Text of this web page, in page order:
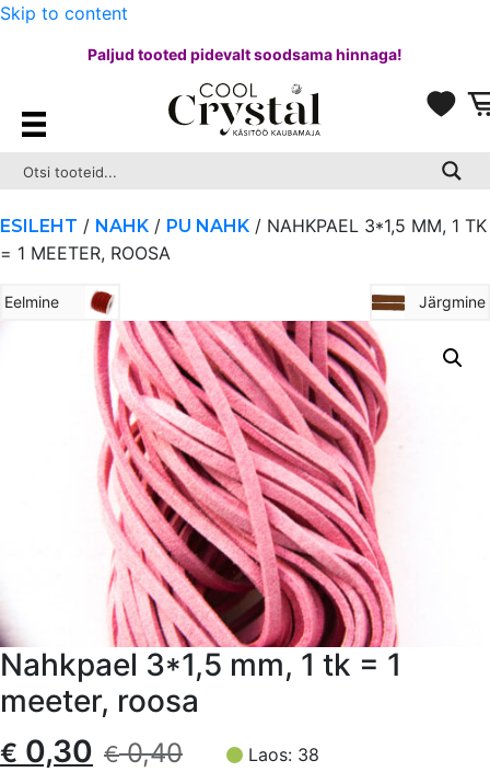
Skip to content
Paljud tooted pidevalt soodsama hinnaga!
ESILEHT / NAHK / PU NAHK / NAHKPAEL 3*1,5 MM, 1 TK
= 1 MEETER, ROOSA
Eelmine Järgmine
Nahkpael 3*1,5 mm, 1 tk = 1
meeter, roosa
€0,40
Algne
€ 0,30
Current
Laos: 38